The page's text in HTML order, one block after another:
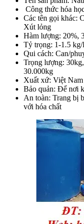
Công thức hóa
Các tên gọi khác:
Xút lỏng
Hàm lượng: 20%,
Tỷ trọng: 1-1.5
Qui cách: Can/
Trọng lượng:
30.000kg
Xuất xứ: Việt Nam
Bảo quản: Để nơi
An toàn: Trang bị
với hóa chất